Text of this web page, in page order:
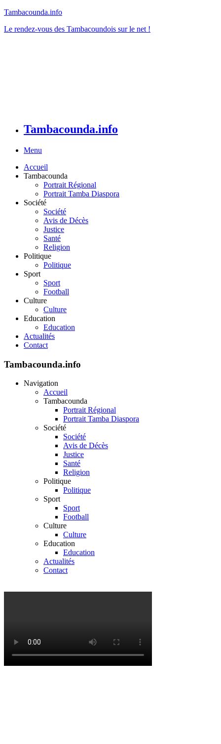
Tambacounda.info
Le rendez-vous des Tambacoundois sur le net !
Tambacounda.info
Menu
Accueil
Tambacounda
Portrait Régional
Portrait Tamba Diaspora
Société
Société
Avis de Décès
Justice
Santé
Religion
Politique
Politique
Sport
Sport
Football
Culture
Culture
Education
Education
Actualités
Contact
Tambacounda.info
Navigation
Accueil
Tambacounda
Portrait Régional
Portrait Tamba Diaspora
Société
Société
Avis de Décès
Justice
Santé
Religion
Politique
Politique
Sport
Sport
Football
Culture
Culture
Education
Education
Actualités
Contact